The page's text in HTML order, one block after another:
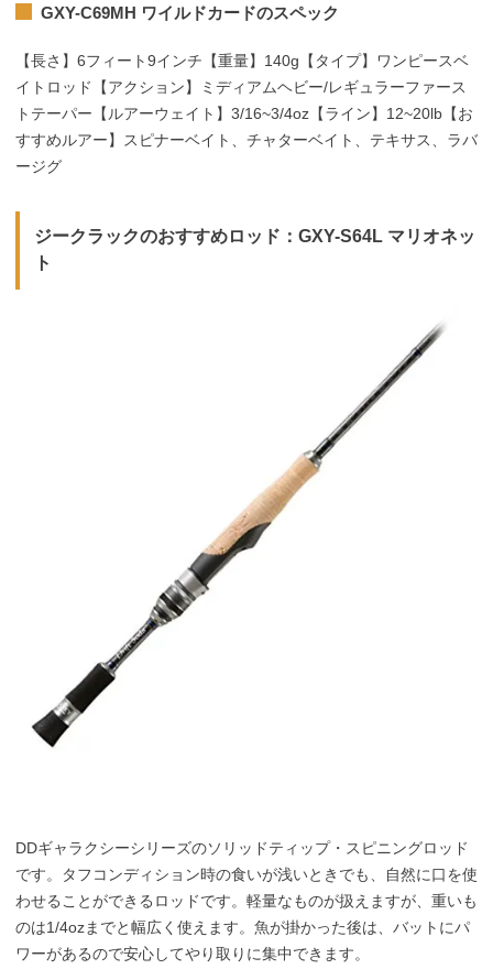
GXY-C69MH ワイルドカードのスペック
【長さ】6フィート9インチ【重量】140g【タイプ】ワンピースベ
イトロッド【アクション】ミディアムヘビー/レギュラーファース
トテーパー【ルアーウェイト】3/16~3/4oz【ライン】12~20lb【お
すすめルアー】スピナーベイト、チャターベイト、テキサス、ラバ
ージグ
ジークラックのおすすめロッド：GXY-S64L マリオネッ
ト
DDギャラクシーシリーズのソリッドティップ・スピニングロッド
です。タフコンディション時の食いが浅いときでも、自然に口を使
わせることができるロッドです。軽量なものが扱えますが、重いも
のは1/4ozまでと幅広く使えます。魚が掛かった後は、バットにパ
ワーがあるので安心してやり取りに集中できます。